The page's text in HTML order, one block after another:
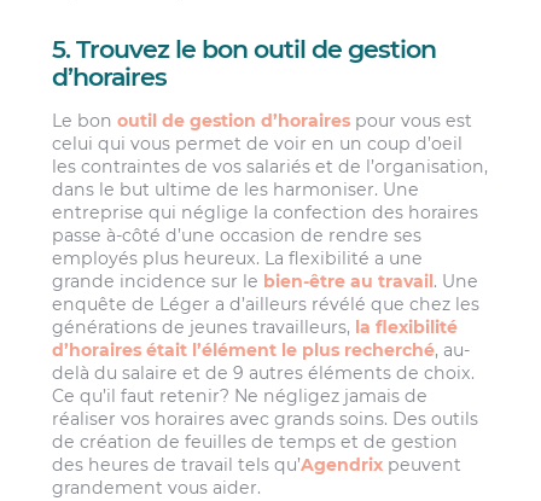
5. Trouvez le bon outil de gestion
d’horaires
Le bonoutil de gestion d’horaires pour vous est
celui qui vous permet de voir en un coup d’oeil
les contraintes de vos salariés et de l’organisation,
dans le but ultime de les harmoniser. Une
entreprise qui néglige la confection des horaires
passe à-côté d’une occasion de rendre ses
employés plus heureux. La flexibilité a une
grande incidence sur le bien-être au travail. Une
enquête de Léger a d’ailleurs révélé que chez les
générations de jeunes travailleurs, la flexibilité
d’horaires était l’élément le plus recherché, au-
delà du salaire et de 9 autres éléments de choix.
Ce qu’il faut retenir? Ne négligez jamais de
réaliser vos horaires avec grands soins. Des outils
de création de feuilles de temps et de gestion
des heures de travail tels qu’Agendrix peuvent
grandement vous aider.